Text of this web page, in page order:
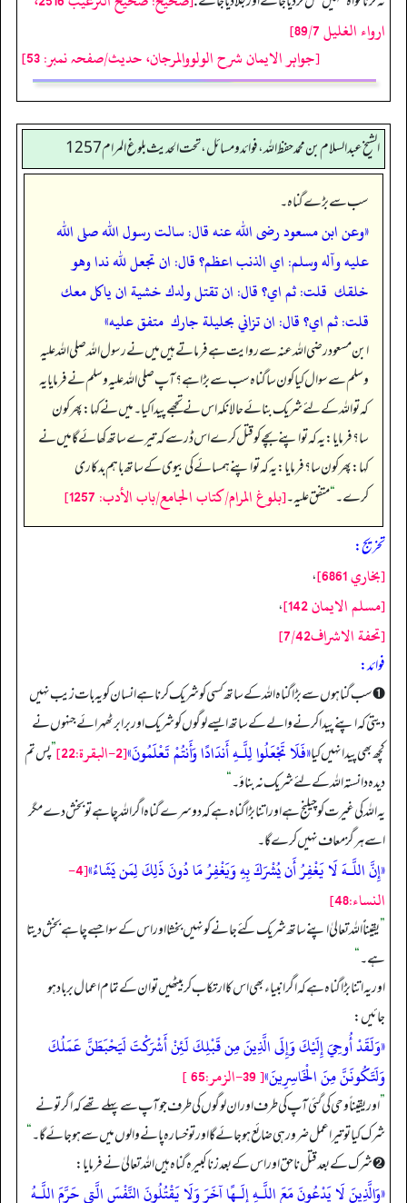
ارواء الغليل 89/7]
[جواہر الایمان شرح الولووالمرجان، حدیث/صفحہ نمبر: 53]
الشيخ عبدالسلام بن محمد حفظ الله، فوائد و مسائل، تحت الحديث بلوغ المرام 1257
سب سے بڑے گناہ۔
«وعن ابن مسعود رضى الله عنه قال: سالت رسول الله صلى الله
عليه وآله وسلم: اي الذنب اعظم؟ قال: ‏‏‏‏ان تجعل لله ندا وهو
خلقك ‏‏‏‏ قلت: ثم اي؟ قال: ‏‏‏‏ان تقتل ولدك خشية ان ياكل معك ‏‏‏‏
قلت: ثم اي؟ قال: ‏‏‏‏ان تزاني بحليلة جارك ‏‏‏‏ متفق عليه»
ابن مسعود رضی اللہ عنہ سے روایت ہے فرماتے ہیں میں نے رسول اللہ صلی اللہ علیہ
وسلم سے سوال کیا کون سا گناہ سب سے بڑا ہے؟ آپ صلی اللہ علیہ وسلم نے فرمایا یہ
کہ تو اللہ کے لئے شریک بنائے حالانکہ اس نے تجھے پیدا کیا۔ میں نے کہا: پھر کون
سا؟ فرمایا: یہ کہ تو اپنے بچے کو قتل کرے اس ڈر سے کہ تیرے ساتھ کھائے گا میں نے
کہا: پھر کون سا؟ فرمایا: یہ کہ تو اپنے ہمسائے کی بیوی کے ساتھ باہم بد کاری
کرے۔“متفق عليه۔[بلوغ المرام/كتاب الجامع/باب الأدب: 1257]
تخریج:
[بخاري 6861] ،
[مسلم الايمان 142] ،
[تحفة الاشراف7/42]
فوائد:
➊ سب گناہوں سے بڑا گناہ اللہ کے ساتھ کسی کو شریک کرنا ہے انسان کو یہ بات زیب نہیں
دیتی کہ اپنے پیدا کرنے والے کے ساتھ ایسے لوگوں کو شریک اور برابر ٹھہرائے جنہوں نے
کچھ بھی پیدا نہیں کیا«فَلَا تَجْعَلُوا لِلَّـهِ أَندَادًا وَأَنتُمْ تَعْلَمُونَ»[2-البقرة:22] ”پس تم
دیدہ دانستہ اللہ کے لئے شریک نہ بناؤ۔“
یہ اللہ کی غیرت کو چیلنج ہے اور اتنا بڑا گناہ ہے کہ دوسرے گناہ اگر اللہ چاہے تو بخش دے مگر
اسے ہرگز معاف نہیں کرے گا۔
«إِنَّ اللَّـهَ لَا يَغْفِرُ أَن يُشْرَكَ بِهِ وَيَغْفِرُ مَا دُونَ ذَلِكَ لِمَن يَشَاءُ» [4-
النساء:48]
”یقیناًً اللہ تعالیٰ اپنے ساتھ شریک کئے جانے کو نہیں بخشا اور اس کے سوا جسے چاہے بخش دیتا
ہے۔“
اور یہ اتنا بڑا گناہ ہے کہ اگر انبیاء بھی اس کا ارتکاب کر بیٹھیں تو ان کے تمام اعمال برباد ہو
جائیں:
«وَلَقَدْ أُوحِيَ إِلَيْكَ وَإِلَى الَّذِينَ مِن قَبْلِكَ لَئِنْ أَشْرَكْتَ لَيَحْبَطَنَّ عَمَلُكَ
وَلَتَكُونَنَّ مِنَ الْخَاسِرِينَ»[ 39-الزمر:65 ]
”اور یقیناً وحی کی گئی آپ کی طرف اور ان لوگوں کی طرف جو آپ سے پہلے تھے کہ اگر تو نے
شرک کیا تو تیرا عمل ضرور ہی ضائع ہو جائے گا اور تو خسارہ پانے والوں میں سے ہو جائے گا۔“
➋ شرک کے بعد قتل ناحق اور اس کے بعد زنا کبیرہ گناہ ہیں اللہ تعالیٰ نے فرمایا:
«وَالَّذِينَ لَا يَدْعُونَ مَعَ اللَّـهِ إِلَـهًا آخَرَ وَلَا يَقْتُلُونَ النَّفْسَ الَّتِي حَرَّمَ اللَّـهُ